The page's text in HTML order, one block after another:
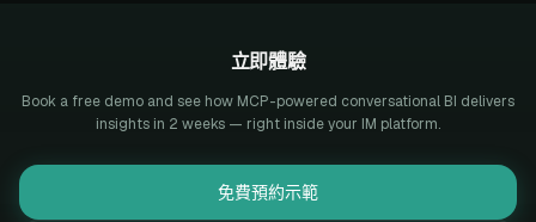
立即體驗
Book a free demo and see how MCP-powered conversational BI delivers
insights in 2 weeks — right inside your IM platform.
免費預約示範